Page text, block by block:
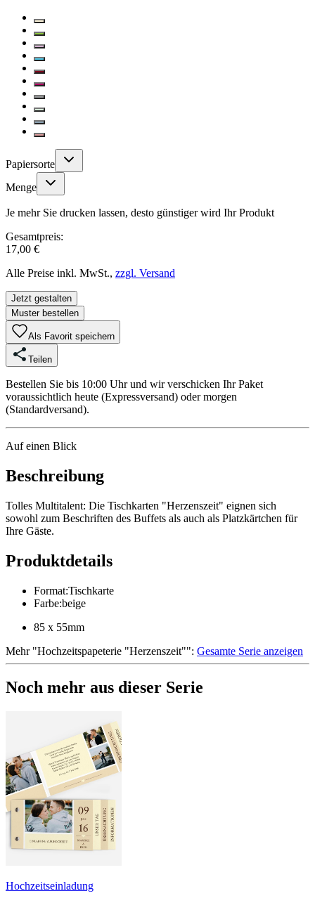
Papiersorte
Menge
Je mehr Sie drucken lassen, desto günstiger wird Ihr Produkt
Gesamtpreis:
17,00 €
Alle Preise inkl. MwSt., zzgl. Versand
Jetzt gestalten
Muster bestellen
Als Favorit speichern
Teilen
Bestellen Sie bis 10:00 Uhr und wir verschicken Ihr Paket
voraussichtlich heute (Expressversand) oder morgen
(Standardversand).
Auf einen Blick
Beschreibung
Tolles Multitalent: Die Tischkarten "Herzenszeit" eignen sich
sowohl zum Beschriften des Buffets als auch als Platzkärtchen für
Ihre Gäste.
Produktdetails
Format:Tischkarte
Farbe:beige
85 x 55mm
Mehr"Hochzeitspapeterie "Herzenszeit"": Gesamte Serie anzeigen
Noch mehr aus dieser Serie
Hochzeitseinladung